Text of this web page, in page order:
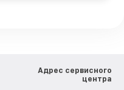
Адрес сервисного
центра